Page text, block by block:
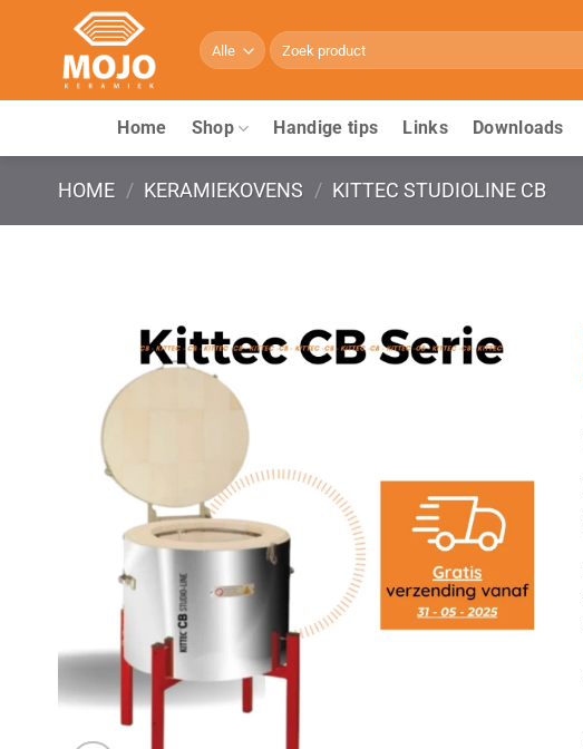
Zoeken
naar:
Home Shop Handige tips Links Downloads
HOME / KERAMIEKOVENS / KITTEC STUDIOLINE CB